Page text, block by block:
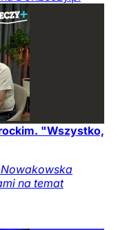
"Wszystko,
na temat